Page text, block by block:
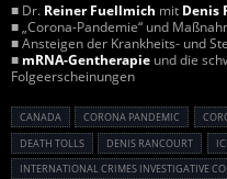
■ Dr. Reiner Fuellmich mit Denis
■ „Corona-Pandemie“ und
■ Ansteigen der Krankheits- und
■ mRNA-Gentherapie und die
Folgeerscheinungen
CANADA CORONA PANDEMIC
DEATH TOLLS
DENIS RANCOURT
INTERNATIONAL CRIMES INVESTIGATIVE